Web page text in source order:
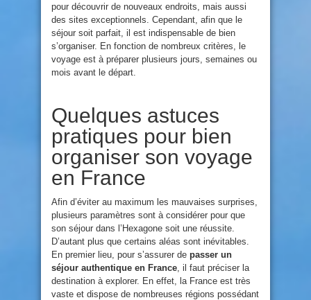
pour découvrir de nouveaux endroits, mais aussi
des sites exceptionnels. Cependant, afin que le
séjour soit parfait, il est indispensable de bien
s’organiser. En fonction de nombreux critères, le
voyage est à préparer plusieurs jours, semaines ou
mois avant le départ.
Quelques astuces
pratiques pour bien
organiser son voyage
en France
Afin d’éviter au maximum les mauvaises surprises,
plusieurs paramètres sont à considérer pour que
son séjour dans l’Hexagone soit une réussite.
D’autant plus que certains aléas sont inévitables.
En premier lieu, pour s’assurer de passer un
séjour authentique en France , il faut préciser la
destination à explorer. En effet, la France est très
vaste et dispose de nombreuses régions possédant